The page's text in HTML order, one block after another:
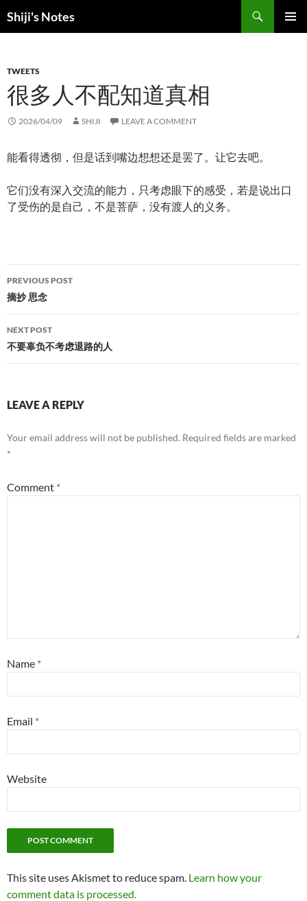
toShiji's Notes
TWEETS
很多人不配知道真相
2026/04/09 SHIJI LEAVE A COMMENT
能看得透彻，但是话到嘴边想想还是罢了。让它去吧。
它们没有深入交流的能力，只考虑眼下的感受，若是说出口
了受伤的是自己，不是菩萨，没有渡人的义务。
Post
navigation
PREVIOUS POST
摘抄 思念
NEXT POST
不要辜负不考虑退路的人
LEAVE A REPLY
Your email address will not be published. Required fields are marked
*
Comment *
Name *
Email *
Website
This site uses Akismet to reduce spam. Learn how your
comment data is processed.